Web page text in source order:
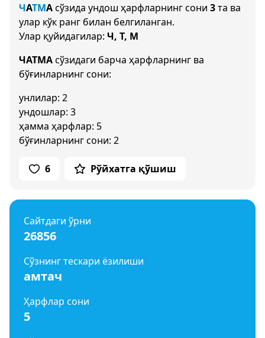
ЧАТМАсўзида ундош ҳарфларнинг сони 3та ва
улар кўк ранг билан белгиланган.
Улар қуйидагилар: Ч, Т, М
ЧАТМАсўзидаги барча ҳарфларнинг ва
бўғинларнинг сони:
унлилар: 2
ундошлар: 3
ҳамма ҳарфлар: 5
бўғинларнинг сони: 2
6 Рўйхатга қўшиш
Сайтдаги ўрни
26856
Сўзнинг тескари ёзилиши
амтач
Ҳарфлар сони
5